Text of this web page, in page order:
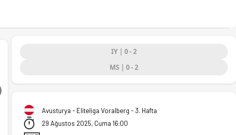
Next
IY | 0 - 2
MS | 0 - 2
Avusturya - Eliteliga Voralberg - 3. Hafta
29 Ağustos 2025, Cuma 16:00